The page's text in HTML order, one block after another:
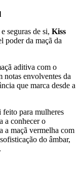
seguras de si, Kiss
poder da maçã da
aditiva com o
notas envolventes da
que marca desde a
feito para mulheres
a conhecer o
a maçã vermelha com
do âmbar,